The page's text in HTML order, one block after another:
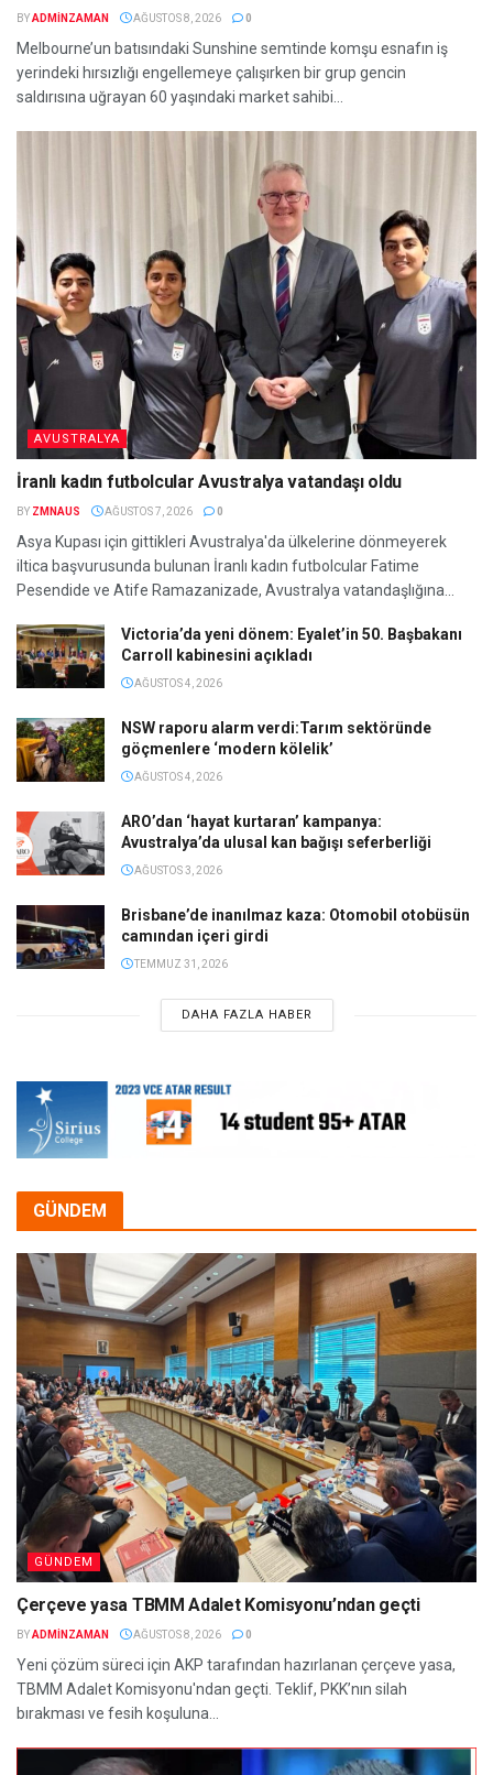
BYADMINZAMAN AĞUSTOS 8, 2026 0
Melbourne’un batısındaki Sunshine semtinde komşu esnafın iş
yerindeki hırsızlığı engellemeye çalışırken bir grup gencin
saldırısına uğrayan 60 yaşındaki market sahibi...
AVUSTRALYA
İranlı kadın futbolcular Avustralya vatandaşı oldu
BY ZMNAUS AĞUSTOS 7, 2026 0
Asya Kupası için gittikleri Avustralya'da ülkelerine dönmeyerek
iltica başvurusunda bulunan İranlı kadın futbolcular Fatime
Pesendide ve Atife Ramazanizade, Avustralya vatandaşlığına...
Victoria’da yeni dönem: Eyalet’in 50. Başbakanı
Carroll kabinesini açıkladı
AĞUSTOS 4, 2026
NSW raporu alarm verdi:Tarım sektöründe
göçmenlere ‘modern kölelik’
AĞUSTOS 4, 2026
ARO’dan ‘hayat kurtaran’ kampanya:
Avustralya’da ulusal kan bağışı seferberliği
AĞUSTOS 3, 2026
Brisbane’de inanılmaz kaza: Otomobil otobüsün
camından içeri girdi
TEMMUZ 31, 2026
DAHA FAZLA HABER
GÜNDEM
GÜNDEM
Çerçeve yasa TBMM Adalet Komisyonu’ndan geçti
BYADMINZAMAN AĞUSTOS 8, 2026 0
Yeni çözüm süreci için AKP tarafından hazırlanan çerçeve yasa,
TBMM Adalet Komisyonu'ndan geçti. Teklif, PKK’nın silah
bırakması ve fesih koşuluna...